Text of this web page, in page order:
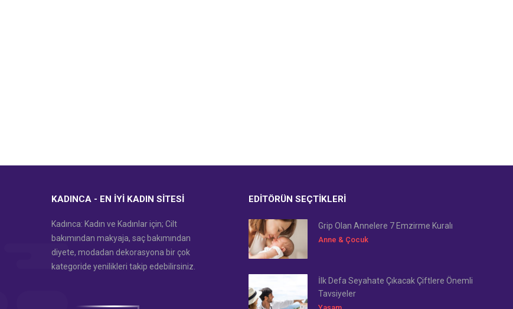
KADINCA - EN İYI KADIN SITESI
Kadınca: Kadın ve Kadınlar için; Cilt
bakımından makyaja, saç bakımından
diyete, modadan dekorasyona bir çok
kategoride yenilikleri takip edebilirsiniz.
EDITÖRÜN SEÇTIKLERI
Grip Olan Annelere 7 Emzirme Kuralı
Anne & Çocuk
İlk Defa Seyahate Çıkacak Çiftlere Önemli
Tavsiyeler
Yaşam